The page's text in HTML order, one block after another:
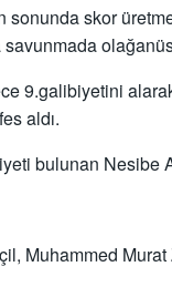
sonunda skor
9.galibiyetini alarak
aldı.
bulunan Nesibe
Muhammed